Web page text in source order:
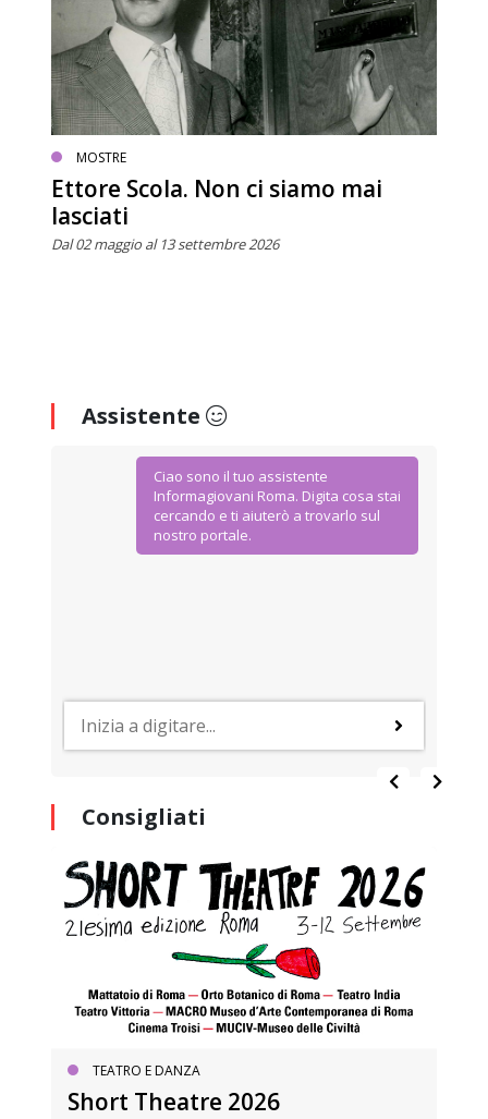
MOSTRE
Ettore Scola. Non ci siamo mai
lasciati
Dal 02 maggio al 13 settembre 2026
Assistente
Ciao sono il tuo assistente
Informagiovani Roma. Digita cosa stai
cercando e ti aiuterò a trovarlo sul
nostro portale.
Consigliati
TEATRO E DANZA
Short Theatre 2026